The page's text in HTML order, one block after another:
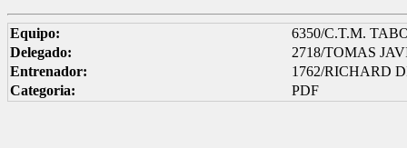
Equipo:
6350/C.T.M.
Delegado:
2718/TOMAS
Entrenador:
1762/RICHARD
Categoria:
PDF